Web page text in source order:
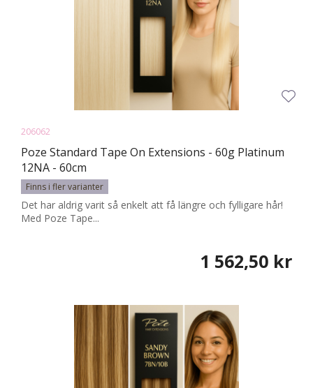
206062
Poze Standard Tape On Extensions - 60g Platinum
12NA - 60cm
Finns i fler varianter
Det har aldrig varit så enkelt att få längre och fylligare hår!
Med Poze Tape...
1 562,50 kr